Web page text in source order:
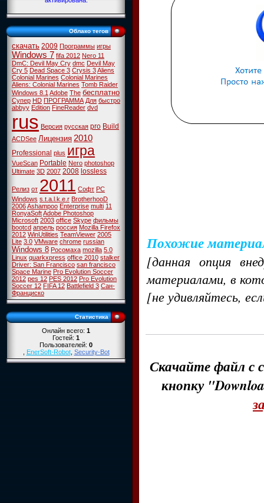
Облако тегов
скачать 2009 Программы игры
Windows 7 fifa 2012 Nero 11
DmC: Devil May Cry dmc Devil May
Cry 5 Dead Space 3 Crysis 3Aliens
Colonial Marines Colonial Marines
Aliens: Colonial Marines Tomb Raider
Windows 8.1Adobe The бесплатно
Супер HD ПРОГРАММА Для быстро
abbyy Edition FineReader dvd
rus Версия русская pro Build
ACDSee Лицензия 2010
Professional plus игра
VueScan Portable Nero photoshop
Ultimate 3D 2007 2008 lossless
Релиз от 2011 Софт PC
Windows s.t.a.l.k.e.r BrotherhooD
2006Ashampoo Enterprise multi 11
RonyaSoftAdobe Photoshop
Microsoft 2003 office Skype фильмы
bootcd апрель россия Mozilla Firefox
2012 WinUtilities TeamViewer 2005
Lite 3.0 VMware chrome russian
Windows 8 Росомаха mozilla 5.0
Linux quarkxpress office 2010 stalker
Driver: San Francisco san francisco
Space Marine Pro Evolution Soccer
2012 pes 12 PES 2012 Pro Evolution
Soccer 12 FIFA 12 Battlefield 3 Сан-
Франциско
Статистика
Онлайн всего:1
Гостей:1
Пользователей:0
,EnerSoft-Robot,Security-Bot
Похожие
[данная опция
материалами, в
[не удивляйтесь,
Скачайте файл с
кнопку